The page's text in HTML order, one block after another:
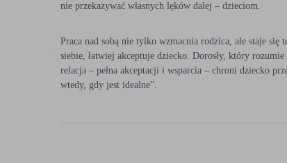
lek. Sergiusz Urbańczyk
dr n. med. Kamila Trepka – Wróbel
dr n. med. Jakub Wąsik
nie przekazywać własnych lęków dalej – dzieciom.
Praca nad sobą nie tylko wzmacnia rodzica, ale staje
siebie, łatwiej akceptuje dziecko. Dorosły, który
relacja – pełna akceptacji i wsparcia – chroni dziecko
wtedy, gdy jest idealne”.